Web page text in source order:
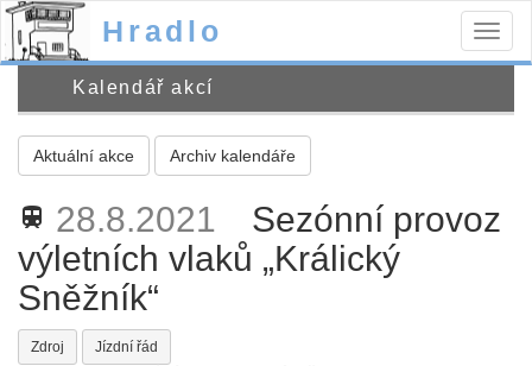
Hradlo
Kalendář akcí
Aktuální akce Archiv kalendáře
train 28.8.2021
Sezónní provoz
výletních vlaků „Králický
Sněžník“
Zdroj Jízdní řád